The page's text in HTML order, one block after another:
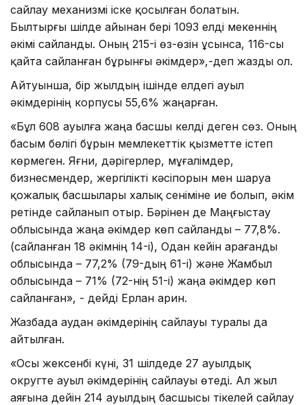
сайлау механизмі іске қосылған болатын.
Былтырғы шілде айынан бері 1093 елді мекеннің
әкімі сайланды. Оның 215-і өз-өзін ұсынса, 116-сы
қайта сайланған бұрынғы әкімдер»,-деп жазды ол.
Айтуынша, бір жылдың ішінде елдегі ауыл
әкімдерінің корпусы 55,6% жаңарған.
«Бұл 608 ауылға жаңа басшы келді деген сөз. Оның
басым бөлігі бұрын мемлекеттік қызметте істеп
көрмеген. Яғни, дәрігерлер, мұғалімдер,
бизнесмендер, жергілікті кәсіпорын мен шаруа
қожалық басшылары халық сеніміне ие болып, әкім
ретінде сайланып отыр. Бәрінен де Маңғыстау
облысында жаңа әкімдер көп сайланды – 77,8%.
(сайланған 18 әкімнің 14-і), Одан кейін Қарағанды
облысында – 77,2% (79-дың 61-і) және Жамбыл
облысында – 71% (72-нің 51-і) жаңа әкімдер көп
сайланған», - дейді Ерлан Қарин.
Жазбада аудан әкімдерінің сайлауы туралы да
айтылған.
«Осы жексенбі күні, 31 шілдеде 27 ауылдық
округте ауыл әкімдерінің сайлауы өтеді. Ал жыл
аяғына дейін 214 ауылдың басшысы тікелей сайлау